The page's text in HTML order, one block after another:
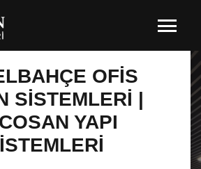
OFIS
SISTEMLERI |
YAPI